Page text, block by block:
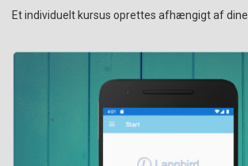
Et individuelt kursus oprettes afhængigt af